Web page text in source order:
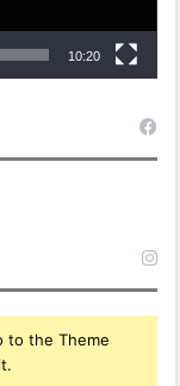
10:20
to the Theme